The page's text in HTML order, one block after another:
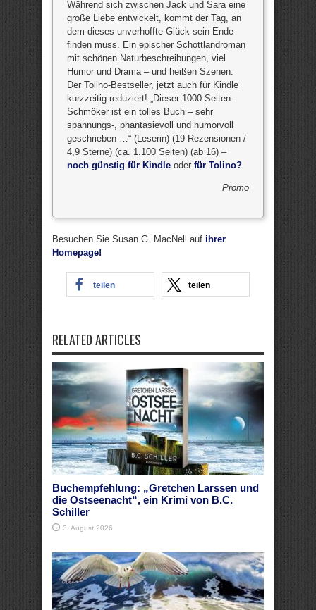
Während sich zwischen Jack und Sara eine
große Liebe entwickelt, kommt der Tag, an
dem dieses unverhoffte Glück sein Ende
finden muss. Ein epischer Schottlandroman
mit schönen Naturbeschreibungen, viel
Humor und Drama – und heißen Szenen.
Der Tolino-Bestseller, jetzt auch für Kindle
kurzzeitig reduziert! „Dieser 1000-Seiten-
Schmöker ist ein tolles Buch – sehr
spannungs-, phantasievoll und humorvoll
geschrieben …“ (Leserin) (19 Rezensionen /
4,9 Sterne) (ca. 1.100 Seiten) (ab 16) –
noch günstig für Kindle oder für Tolino?
Promo
Besuchen Sie Susan G. MacNell auf ihrer
Homepage!
teilen teilen
RELATED ARTICLES
Buchempfehlung: „Gretchen Larssen und
die Ostseenacht“, ein Krimi von B.C.
Schiller
3. August 2026